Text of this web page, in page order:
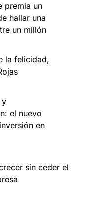
premia un
hallar una
un millón
la felicidad,
y
el nuevo
en
sin ceder el